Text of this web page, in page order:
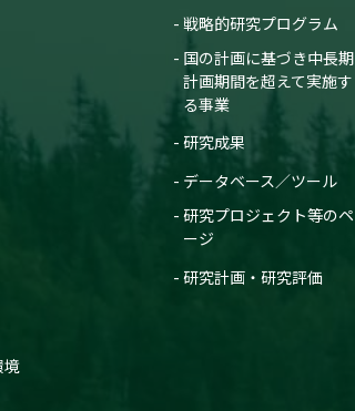
境
戦略的研究プログラム
国の計画に基づき中長期
計画期間を超えて実施す
る事業
研究成果
データベース／ツール
研究プロジェクト等のペ
ージ
研究計画・研究評価